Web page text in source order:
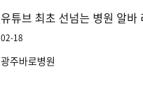
유튜브 최초 선넘는 병원 알
02-18
광주바로병원